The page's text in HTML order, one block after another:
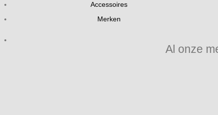
Accessoires
Merken
Al onze